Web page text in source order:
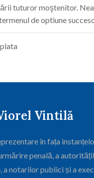
tuturor moştenitor.
de optiune
Vintilă
în fața
penală, a
a notarilor publici și a